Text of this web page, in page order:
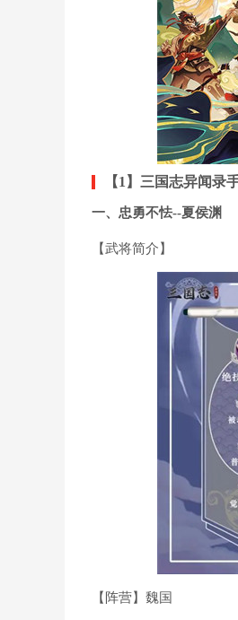
【1】三国志异闻录
一、忠勇不怯--夏侯渊
【武将简介】
【阵营】魏国